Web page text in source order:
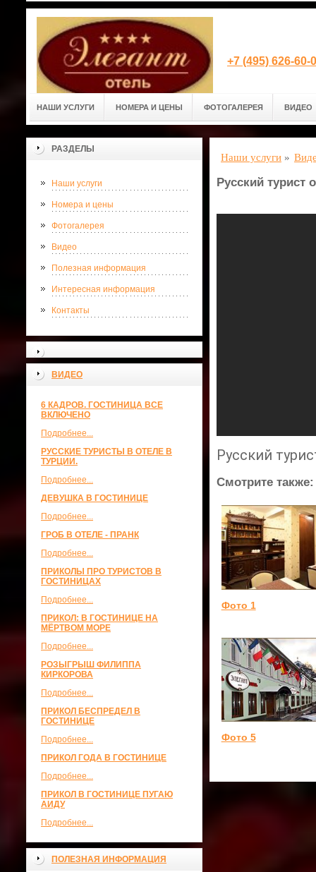
+7 (495) 626-
НАШИ УСЛУГИ НОМЕРА И ЦЕНЫ ФОТОГАЛЕРЕЯ ВИДЕО
РАЗДЕЛЫ
Наши услуги
Номера и цены
Фотогалерея
Видео
Полезная информация
Интересная информация
Контакты
ВИДЕО
6 КАДРОВ. ГОСТИНИЦА ВСЕ
ВКЛЮЧЕНО
Подробнее...
РУССКИЕ ТУРИСТЫ В ОТЕЛЕ В
ТУРЦИИ.
Подробнее...
ДЕВУШКА В ГОСТИНИЦЕ
Подробнее...
ГРОБ В ОТЕЛЕ - ПРАНК
Подробнее...
ПРИКОЛЫ ПРО ТУРИСТОВ В
ГОСТИНИЦАХ
Подробнее...
ПРИКОЛ: В ГОСТИНИЦЕ НА
МЁРТВОМ МОРЕ
Подробнее...
РОЗЫГРЫШ ФИЛИППА
КИРКОРОВА
Подробнее...
ПРИКОЛ БЕСПРЕДЕЛ В
ГОСТИНИЦЕ
Подробнее...
ПРИКОЛ ГОДА В ГОСТИНИЦЕ
Подробнее...
ПРИКОЛ В ГОСТИНИЦЕ ПУГАЮ
АИДУ
Подробнее...
ПОЛЕЗНАЯ ИНФОРМАЦИЯ
Наши услуги »
Русский турист
Русский
Смотрите также:
Фото 1
Фото 5